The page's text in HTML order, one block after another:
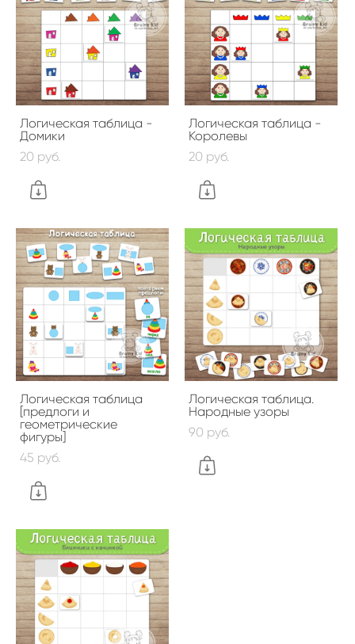
Логическая таблица -
Домики
20 pуб.
Логическая таблица -
Королевы
20 pуб.
Логическая таблица
[предлоги и
геометрические
фигуры]
45 pуб.
Логическая таблица.
Народные узоры
90 pуб.